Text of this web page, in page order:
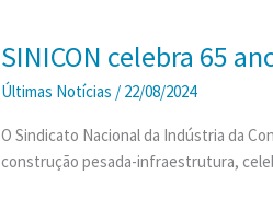
SINICON celebra 65
Últimas Notícias / 22/08/2024
O Sindicato Nacional da Indústria da
construção pesada-infraestrutura,